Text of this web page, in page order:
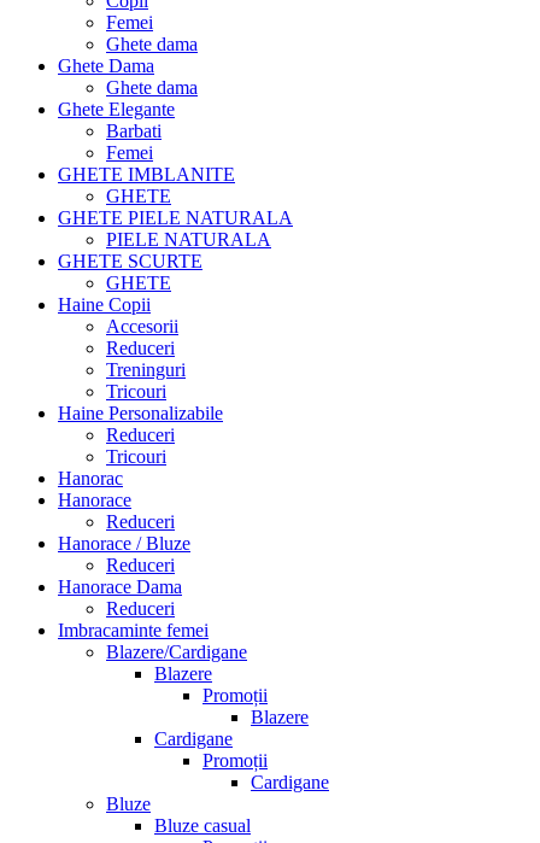
Femei
Ghete dama
Ghete Dama
Ghete dama
Ghete Elegante
Barbati
Femei
GHETE IMBLANITE
GHETE
GHETE PIELE NATURALA
PIELE NATURALA
GHETE SCURTE
GHETE
Haine Copii
Accesorii
Reduceri
Treninguri
Tricouri
Haine Personalizabile
Reduceri
Tricouri
Hanorac
Hanorace
Reduceri
Hanorace / Bluze
Reduceri
Hanorace Dama
Reduceri
Imbracaminte femei
Blazere/Cardigane
Blazere
Promoții
Blazere
Cardigane
Promoții
Cardigane
Bluze
Bluze casual